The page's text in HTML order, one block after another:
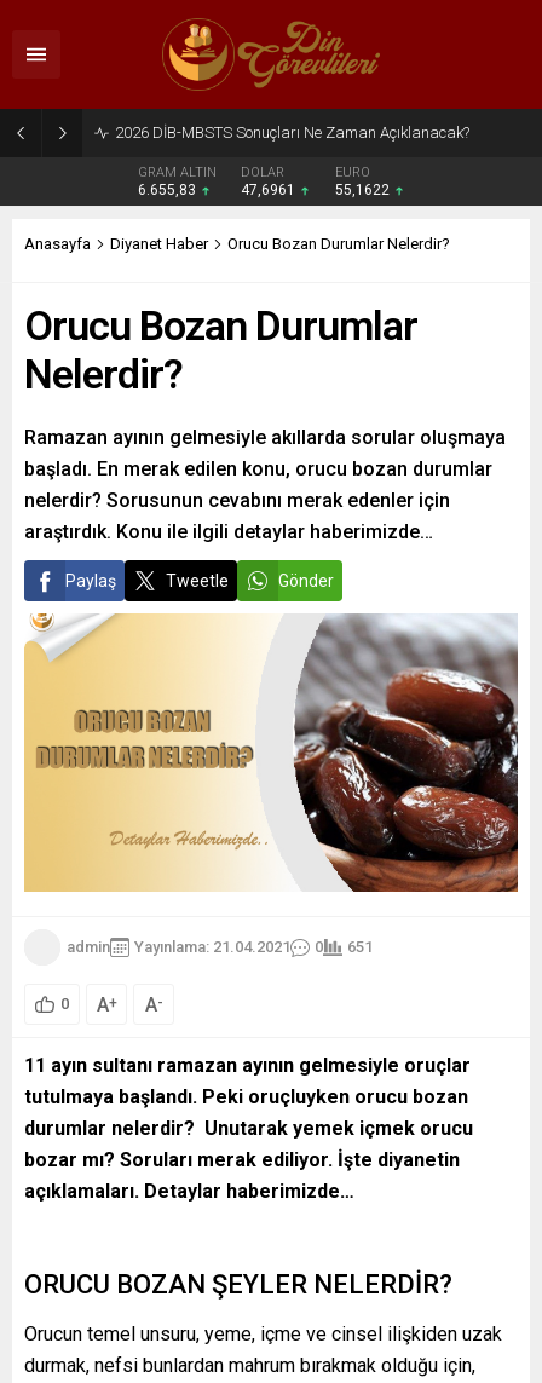
2026 DİB-MBSTS Ne Zaman?
GRAM ALTIN
6.655,83
DOLAR
47,6961
EURO
55,1622
Anasayfa Diyanet Haber Orucu Bozan Durumlar Nelerdir?
Orucu Bozan Durumlar
Nelerdir?
Ramazan ayının gelmesiyle akıllarda sorular oluşmaya
başladı. En merak edilen konu, orucu bozan durumlar
nelerdir? Sorusunun cevabını merak edenler için
araştırdık. Konu ile ilgili detaylar haberimizde…
Paylaş Tweetle Gönder
admin Yayınlama: 21.04.2021 0 651
0 A+ A-
11 ayın sultanı ramazan ayının gelmesiyle oruçlar
tutulmaya başlandı. Peki oruçluyken orucu bozan
durumlar nelerdir? Unutarak yemek içmek orucu
bozar mı? Soruları merak ediliyor. İşte diyanetin
açıklamaları. Detaylar haberimizde…
ORUCU BOZAN ŞEYLER NELERDİR?
Orucun temel unsuru, yeme, içme ve cinsel ilişkiden uzak
durmak, nefsi bunlardan mahrum bırakmak olduğu için,